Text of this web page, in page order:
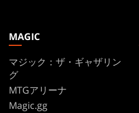
MAGIC
マジック：ザ・ギャザリン
グ
MTGアリーナ
Magic.gg